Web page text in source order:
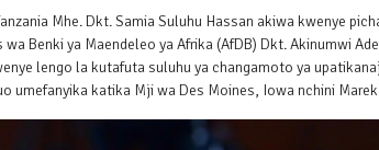
Mhe. Dkt. Samia Suluhu Hassan akiwa kwenye
Benki ya Maendeleo ya Afrika (AfDB) Dkt. Akinumwi
lengo la kutafuta suluhu ya changamoto ya
umefanyika katika Mji wa Des Moines, Iowa nchini